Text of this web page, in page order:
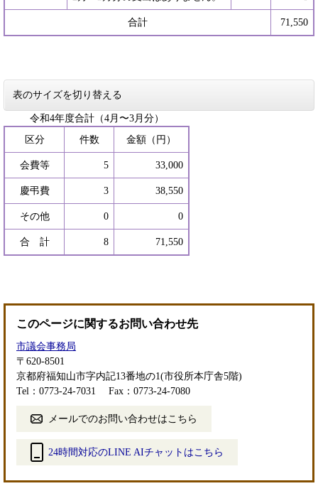
合計 71,550
表のサイズを切り替える
令和4年度合計（4月〜3月分）
区分
件数 金額（円）
会費等 5 33,000
慶弔費 3 38,550
その他 0 0
合 計 8 71,550
このページに関するお問い合わせ先
市議会事務局
〒620-8501
京都府福知山市字内記13番地の1(市役所本庁舎5階)
Tel：0773-24-7031
Fax：0773-24-7080
メールでのお問い合わせはこちら
24時間対応のLINE AIチャットはこちら